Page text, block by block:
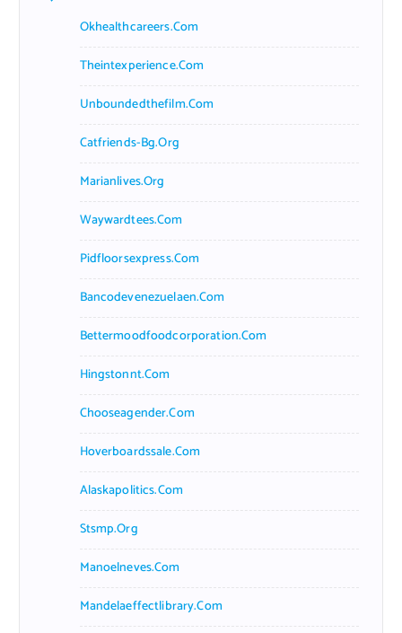
Okhealthcareers.com
Theintexperience.com
Unboundedthefilm.com
Catfriends-Bg.org
Marianlives.org
Waywardtees.com
Pidfloorsexpress.com
Bancodevenezuelaen.com
Bettermoodfoodcorporation.com
Hingstonnt.com
Chooseagender.com
Hoverboardssale.com
Alaskapolitics.com
Stsmp.org
Manoelneves.com
Mandelaeffectlibrary.com